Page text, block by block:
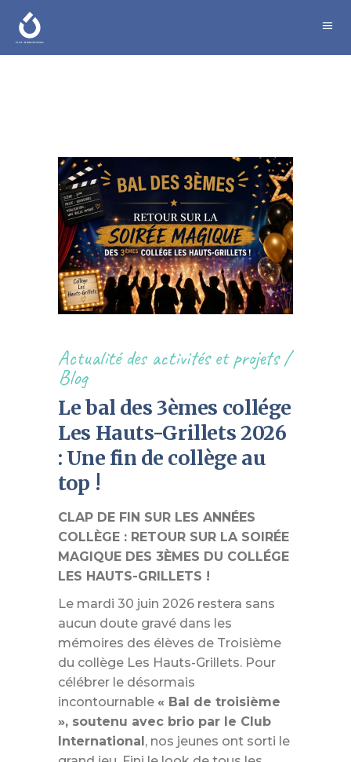
Actualité des activités et projets/
Blog
Le bal des 3èmes collége
Les Hauts-Grillets 2026
: Une fin de collège au
top !
CLAP DE FIN SUR LES ANNÉES
COLLÈGE : RETOUR SUR LA SOIRÉE
MAGIQUE DES 3ÈMES DU COLLÉGE
LES HAUTS-GRILLETS !
Le mardi 30 juin 2026 restera sans
aucun doute gravé dans les
mémoires des élèves de Troisième
du collège Les Hauts-Grillets. Pour
célébrer le désormais
incontournable « Bal de troisième
», soutenu avec brio par le Club
International, nos jeunes ont sorti le